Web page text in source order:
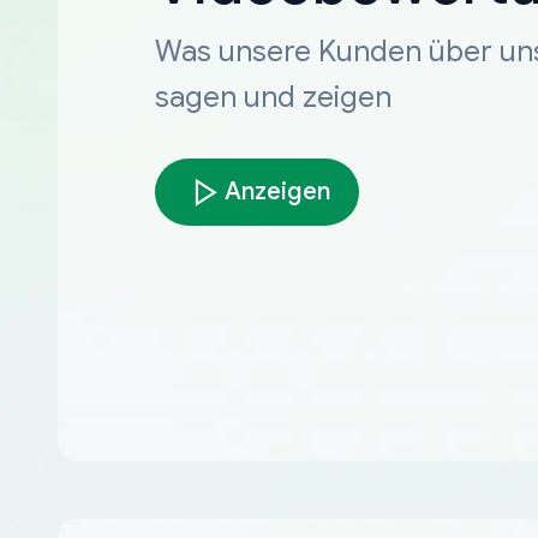
Was unsere Kunden über
sagen und zeigen
Anzeigen